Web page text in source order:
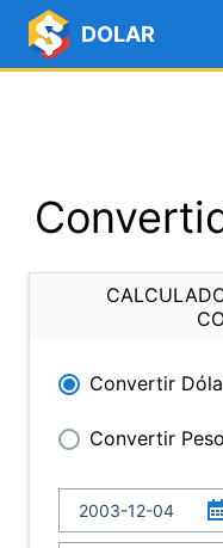
DOLAR
Convertir
Convertir